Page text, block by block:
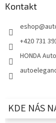
Kontakt
eshop@
+420 731
HONDA
KDE NÁS